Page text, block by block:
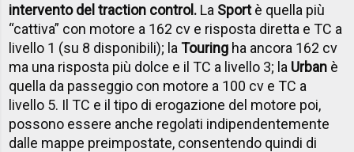
intervento del traction control. La Sportè quella più
“cattiva” con motore a 162 cv e risposta diretta e TC a
livello 1 (su 8 disponibili); laTouring ha ancora 162 cv
ma una risposta più dolce e il TC a livello 3; la Urban è
quella da passeggio con motore a 100 cv e TC a
livello 5. Il TC e il tipo di erogazione del motore poi,
possono essere anche regolati indipendentemente
dalle mappe preimpostate, consentendo quindi di